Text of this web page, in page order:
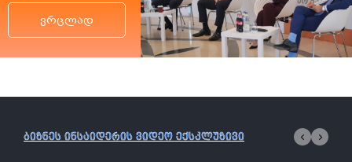
ვრცლად
ბიზნეს ინსაიდერის ვიდეო ექსკლუზივი